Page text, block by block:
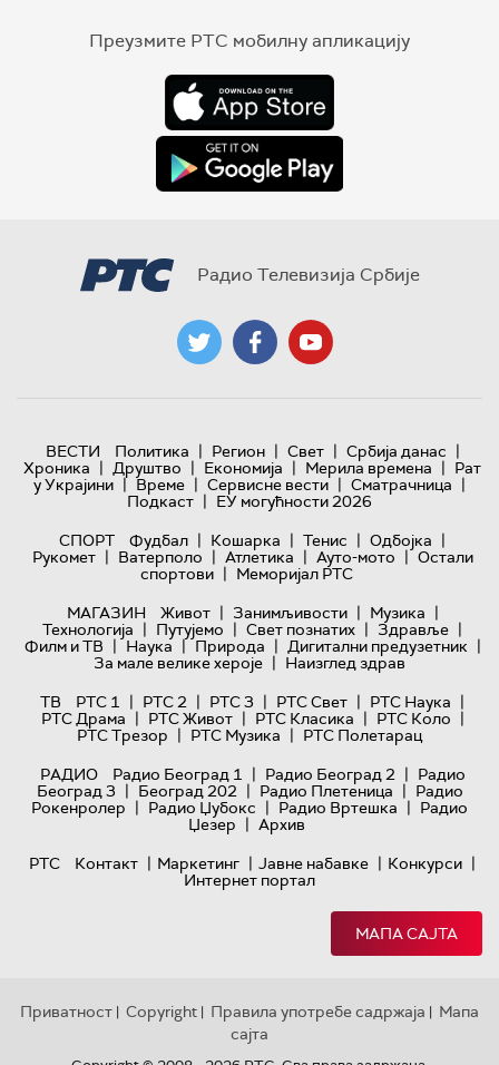
Преузмите РТС мобилну апликацију
Радио Телевизија Србије
ВЕСТИ Политика | Регион | Свет | Србија данас |
Хроника | Друштво | Економија | Мерила времена | Рат
у Украјини | Време | Сервисне вести | Сматрачница |
Подкаст | ЕУ могућности 2026
СПОРТ
Фудбал | Кошарка | Тенис | Одбојка |
Рукомет | Ватерполо | Атлетика | Ауто-мото | Остали
спортови | Меморијал РТС
МАГАЗИН
Живот | Занимљивости | Музика |
Технологијa | Путујемо | Свет познатих | Здравље |
Филм и ТВ | Наука | Природа | Дигитални предузетник |
За мале велике хероје | Наизглед здрав
ТВ
РТС 1 | РТС 2 | РТС 3 | РТС Свет | РТС Наука |
РТС Драма | РТС Живот | РТС Класика | РТС Коло |
РТС Трезор | РТС Музика | РТС Полетарац
РАДИО
Радио Београд 1 | Радио Београд 2 | Радио
Београд 3 | Београд 202 | Радио Плетеница | Радио
Рокенролер | Радио Џубокс | Радио Вртешка | Радио
Џезер | Архив
РТС
Контакт | Маркетинг | Јавне набавке | Конкурси |
Интернет портал
МАПА САЈТА
Приватност | Copyright | Правила употребе садржаја | Мапа
сајта